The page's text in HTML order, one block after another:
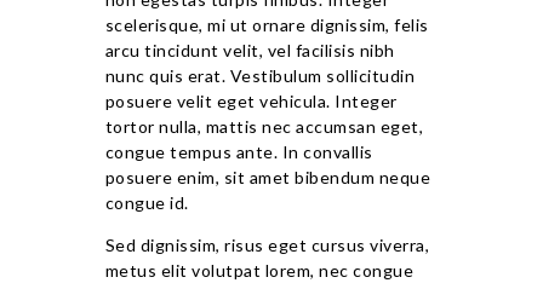
scelerisque, mi ut ornare dignissim, felis
arcu tincidunt velit, vel facilisis nibh
nunc quis erat. Vestibulum sollicitudin
posuere velit eget vehicula. Integer
tortor nulla, mattis nec accumsan eget,
congue tempus ante. In convallis
posuere enim, sit amet bibendum neque
congue id.
Sed dignissim, risus eget cursus viverra,
metus elit volutpat lorem, nec congue